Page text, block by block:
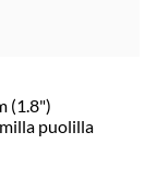
(1.8")
puolilla